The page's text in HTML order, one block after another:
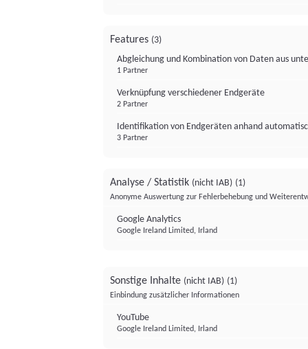
Features (3)
Abgleichung und Kombination von Daten aus
1 Partner
Verknüpfung verschiedener Endgeräte
2 Partner
Identifikation von Endgeräten anhand
3 Partner
Analyse / Statistik (nicht IAB) (1)
Anonyme Auswertung zur Fehlerbehebung und
Google Analytics
Google Ireland Limited, Irland
Sonstige Inhalte (nicht IAB) (1)
Einbindung zusätzlicher Informationen
YouTube
Google Ireland Limited, Irland